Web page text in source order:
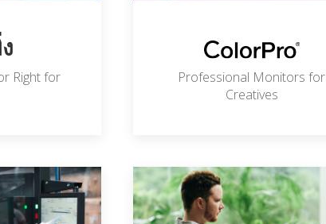
Right for
Professional Monitors for
Creatives